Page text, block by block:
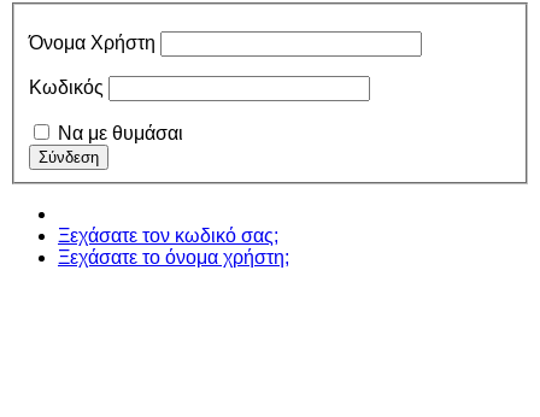
Όνομα Χρήστη
Κωδικός
Να με θυμάσαι
Ξεχάσατε τον κωδικό σας;
Ξεχάσατε το όνομα χρήστη;